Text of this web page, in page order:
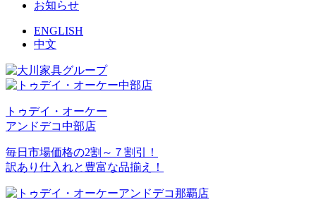
お知らせ
ENGLISH
中文
トゥデイ・オーケー
アンドデコ中部店
毎日市場価格の2割～７割引！
訳あり仕入れと豊富な品揃え！